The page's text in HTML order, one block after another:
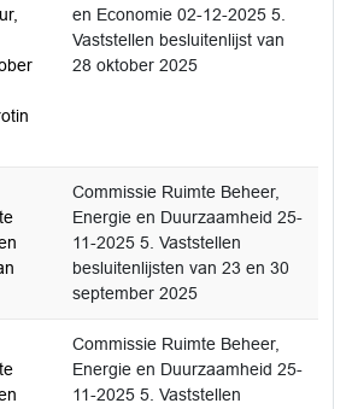
en Economie 02-12-2025 5.
Vaststellen besluitenlijst van
28 oktober 2025
Commissie Ruimte Beheer,
Energie en Duurzaamheid 25-
11-2025 5. Vaststellen
besluitenlijsten van 23 en 30
september 2025
Commissie Ruimte Beheer,
Energie en Duurzaamheid 25-
11-2025 5. Vaststellen